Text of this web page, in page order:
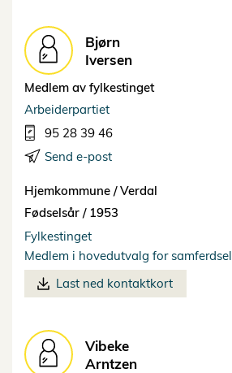
Bjørn
Iversen
Medlem av fylkestinget
Arbeiderpartiet
95 28 39 46
Send e-post
Hjemkommune /Verdal
Fødselsår / 1953
Fylkestinget
Medlem i hovedutvalg for samferdsel
Last ned kontaktkort
Vibeke
Arntzen